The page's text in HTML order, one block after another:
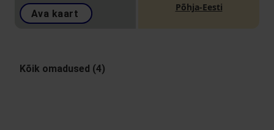
Ava kaart
Põhja-Eesti
Kõik omadused (4)